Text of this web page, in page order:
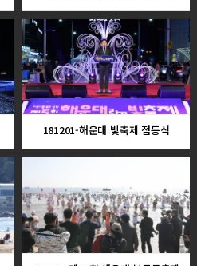
181201-해운대 빛축제 점등식